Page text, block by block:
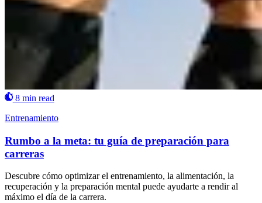
8 min read
Entrenamiento
Rumbo a la meta: tu guía de preparación para
carreras
Descubre cómo optimizar el entrenamiento, la alimentación, la
recuperación y la preparación mental puede ayudarte a rendir al
máximo el día de la carrera.